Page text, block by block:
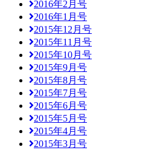
2016年2月号
2016年1月号
2015年12月号
2015年11月号
2015年10月号
2015年9月号
2015年8月号
2015年7月号
2015年6月号
2015年5月号
2015年4月号
2015年3月号